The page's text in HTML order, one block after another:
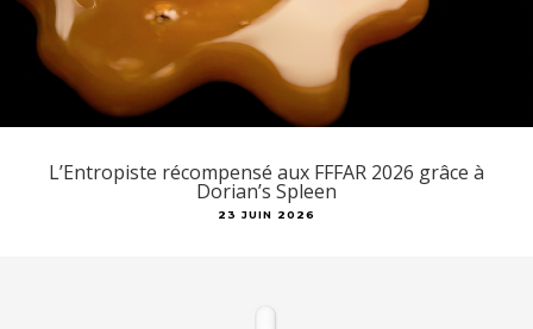
L’Entropiste récompensé aux FFFAR 2026 grâce à
Dorian’s Spleen
23 JUIN 2026